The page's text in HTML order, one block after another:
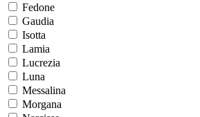
Fedone
Gaudia
Isotta
Lamia
Lucrezia
Luna
Messalina
Morgana